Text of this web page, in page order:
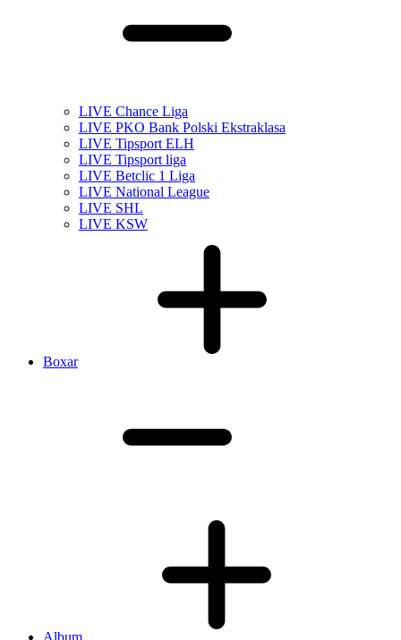
LIVE Chance Liga
LIVE PKO Bank Polski Ekstraklasa
LIVE Tipsport ELH
LIVE Tipsport liga
LIVE Betclic 1 Liga
LIVE National League
LIVE SHL
LIVE KSW
Boxar
Album